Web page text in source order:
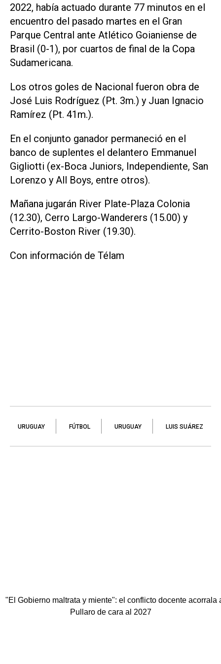
2022, había actuado durante 77 minutos en el
encuentro del pasado martes en el Gran
Parque Central ante Atlético Goianiense de
Brasil (0-1), por cuartos de final de la Copa
Sudamericana.
Los otros goles de Nacional fueron obra de
José Luis Rodríguez (Pt. 3m.) y Juan Ignacio
Ramírez (Pt. 41m.).
En el conjunto ganador permaneció en el
banco de suplentes el delantero Emmanuel
Gigliotti (ex-Boca Juniors, Independiente, San
Lorenzo y All Boys, entre otros).
Mañana jugarán River Plate-Plaza Colonia
(12.30), Cerro Largo-Wanderers (15.00) y
Cerrito-Boston River (19.30).
Con información de Télam
URUGUAY FÚTBOL URUGUAY LUIS SUÁREZ